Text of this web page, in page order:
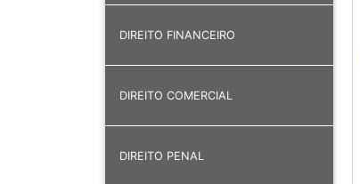
DIREITO FINANCEIRO
DIREITO COMERCIAL
DIREITO PENAL